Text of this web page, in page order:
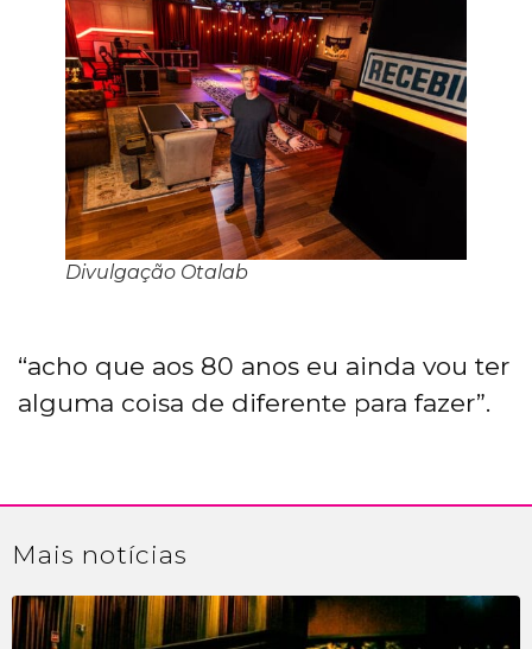
Divulgação Otalab
“acho que aos 80 anos eu ainda vou ter
alguma coisa de diferente para fazer”.
Mais notícias